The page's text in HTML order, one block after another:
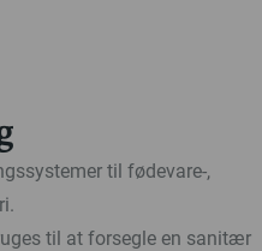
til fødevare-,
til at forsegle en sanitær